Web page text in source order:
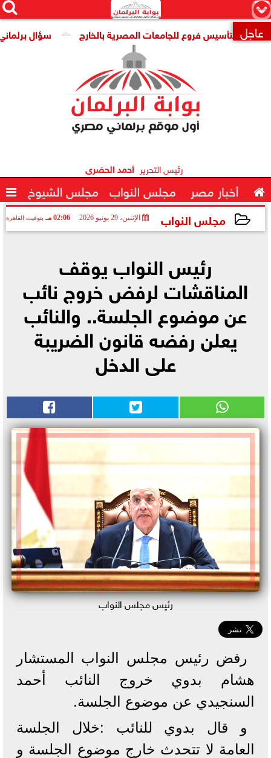
×


 عاجل سؤال برلماني لتأسيس فروع للجامعات المصرية بالخارج
رئيس التحرير أحمد الحضرى
 أخبار مصر مجلس النواب مجلس الشيوخ 
مجلس النواب الإثنين، 29 يونيو 2026 02:06 مـ بتوقيت القاهرة
رئيس النواب يوقف
المناقشات لرفض خروج نائب
عن موضوع الجلسة.. والنائب
يعلن رفضه قانون الضريبة
على الدخل
رئيس مجلس النواب
رفض رئيس مجلس النواب المستشار
هشام بدوي خروج النائب أحمد
السنجيدي عن موضوع الجلسة.
و قال بدوي للنائب :خلال الجلسة
العامة لا تتحدث خارج موضوع الجلسة و